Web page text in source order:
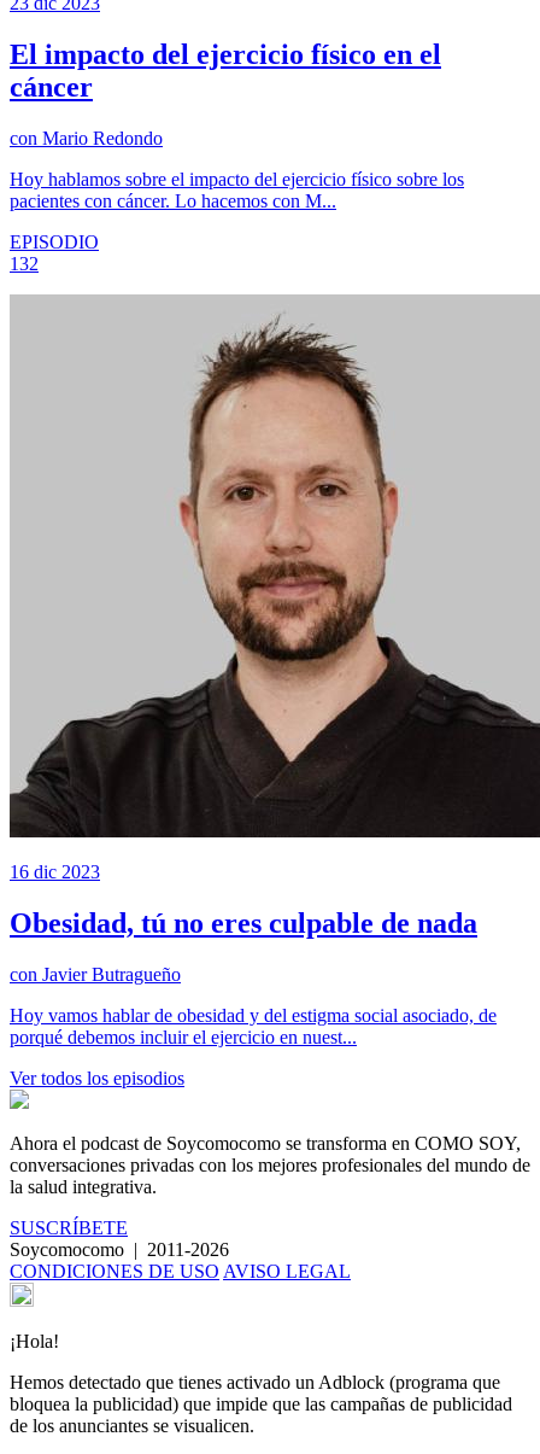
El impacto del ejercicio físico en el
cáncer
con Mario Redondo
Hoy hablamos sobre el impacto del ejercicio físico sobre los
pacientes con cáncer. Lo hacemos con M...
EPISODIO
132
16 dic 2023
Obesidad, tú no eres culpable de nada
con Javier Butragueño
Hoy vamos hablar de obesidad y del estigma social asociado, de
porqué debemos incluir el ejercicio en nuest...
Ver todos los episodios
Ahora el podcast de Soycomocomo se transforma en COMO SOY,
conversaciones privadas con los mejores profesionales del mundo de
la salud integrativa.
SUSCRÍBETE
Soycomocomo | 2011-2026
CONDICIONES DE USO AVISO LEGAL
¡Hola!
Hemos detectado que tienes activado un Adblock (programa que
bloquea la publicidad) que impide que las campañas de publicidad
de los anunciantes se visualicen.